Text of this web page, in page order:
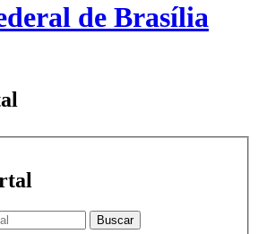
de Brasília
Buscar